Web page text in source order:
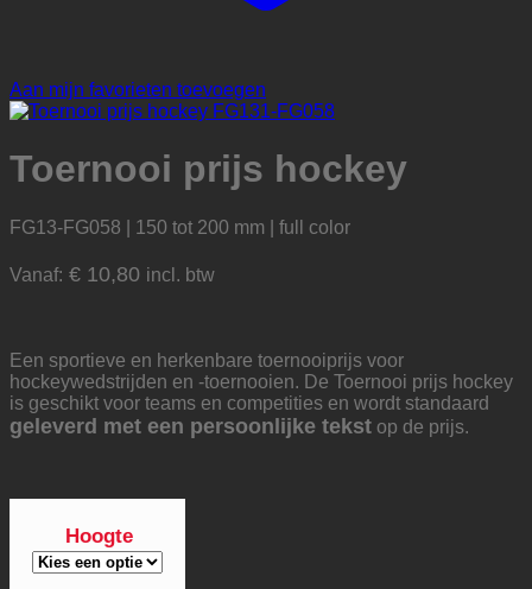
Aan mijn favorieten toevoegen
Toernooi prijs hockey
FG13-FG058 | 150 tot 200 mm | full color
Vanaf: € 10,80 incl. btw
Een sportieve en herkenbare toernooiprijs voor
hockeywedstrijden en -toernooien. De Toernooi prijs hockey
is geschikt voor teams en competities en wordt standaard
geleverd met een persoonlijke tekst op de prijs.
Hoogte